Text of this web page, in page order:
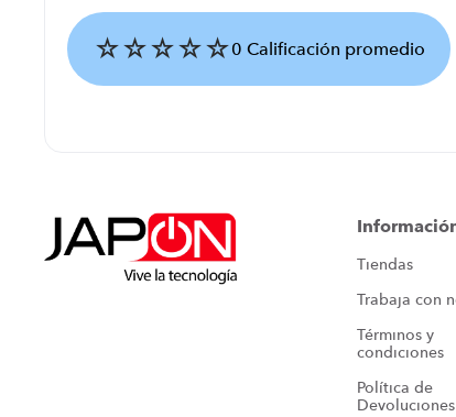
☆☆☆☆☆0 Calificación promedio
Califica el producto de 1 a 5 estrellas
Tiendas
Trabaja con
Términos y
condiciones
Política de
Devoluciones